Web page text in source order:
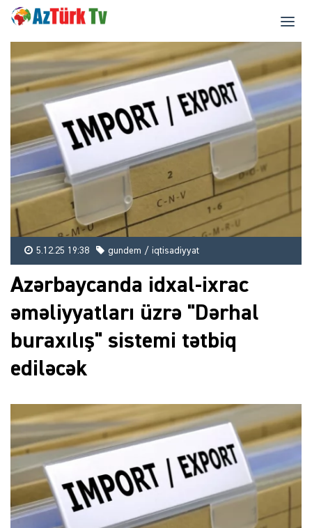
5.12.25 19:38 gundem / iqtisadiyyat
Azərbaycanda idxal-ixrac
əməliyyatları üzrə "Dərhal
buraxılış" sistemi tətbiq
ediləcək